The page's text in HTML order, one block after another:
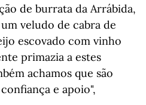
de burrata da Arrábida,
veludo de cabra de
escovado com vinho
primazia a estes
achamos que são
e apoio",